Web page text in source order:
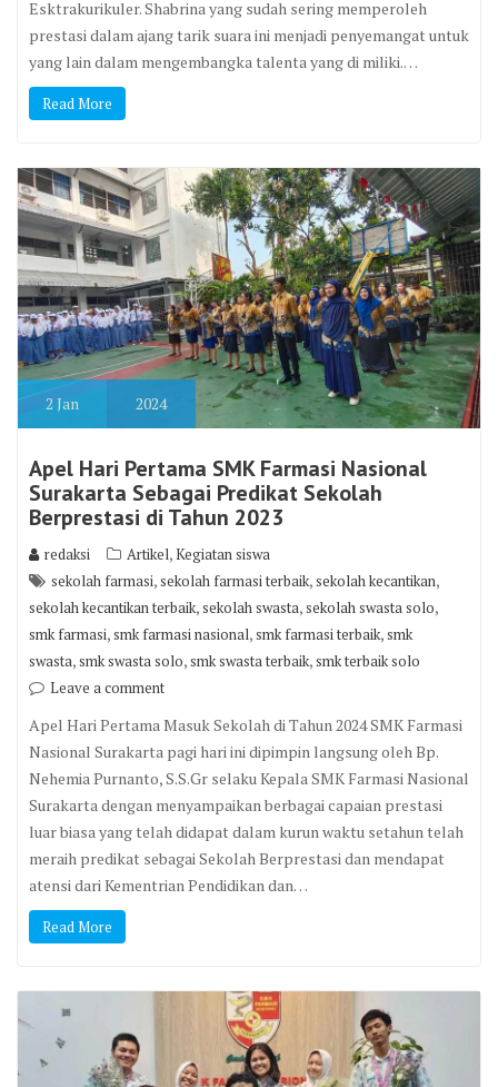
Esktrakurikuler. Shabrina yang sudah sering memperoleh
prestasi dalam ajang tarik suara ini menjadi penyemangat untuk
yang lain dalam mengembangka talenta yang di miliki.…
Read More
2 Jan 2024
Apel Hari Pertama SMK Farmasi Nasional
Surakarta Sebagai Predikat Sekolah
Berprestasi di Tahun 2023
redaksi Artikel,Kegiatan siswa
sekolah farmasi,sekolah farmasi terbaik,sekolah kecantikan,
sekolah kecantikan terbaik,sekolah swasta,sekolah swasta solo,
smk farmasi,smk farmasi nasional,smk farmasi terbaik,smk
swasta,smk swasta solo,smk swasta terbaik,smk terbaik solo
Leave a comment
Apel Hari Pertama Masuk Sekolah di Tahun 2024 SMK Farmasi
Nasional Surakarta pagi hari ini dipimpin langsung oleh Bp.
Nehemia Purnanto, S.S.Gr selaku Kepala SMK Farmasi Nasional
Surakarta dengan menyampaikan berbagai capaian prestasi
luar biasa yang telah didapat dalam kurun waktu setahun telah
meraih predikat sebagai Sekolah Berprestasi dan mendapat
atensi dari Kementrian Pendidikan dan…
Read More